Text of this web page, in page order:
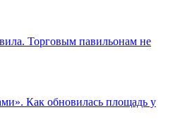
Торговым павильонам не
Как обновилась площадь у